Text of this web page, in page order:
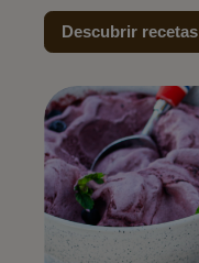
Descubrir recetas